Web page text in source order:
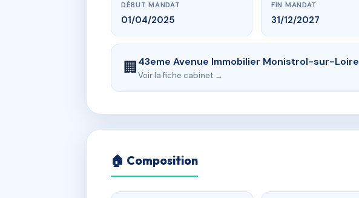
DÉBUT MANDAT
01/04/2025
FIN MANDAT
31/12/2027
🏢43eme Avenue Immobilier Monistrol-sur-Loire
Voir la fiche cabinet →
🏠 Composition